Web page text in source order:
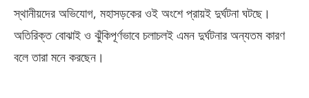
স্থানীয়দের অভিযোগ, মহাসড়কের ওই অংশে প্রায়ই দুর্ঘটনা ঘটছে।
অতিরিক্ত বোঝাই ও ঝুঁকিপূর্ণভাবে চলাচলই এমন দুর্ঘটনার অন্যতম কারণ
বলে তারা মনে করছেন।